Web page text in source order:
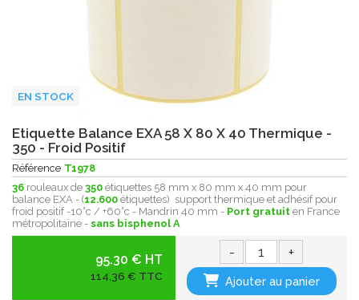
EN STOCK
Etiquette Balance EXA 58 X 80 X 40 Thermique -
350 - Froid Positif
Référence T1978
36 rouleaux de 350 étiquettes 58 mm x 80 mm x 40 mm pour
balance EXA - (12.600 étiquettes) support thermique et adhésif pour
froid positif -10°c / +60°c - Mandrin 40 mm - Port gratuit en France
métropolitaine - sans bisphenol A
95.30 € HT
114,36 € TTC
- +
Ajouter au panier